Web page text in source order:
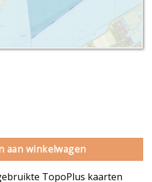
aan winkelwagen
TopoPlus kaarten